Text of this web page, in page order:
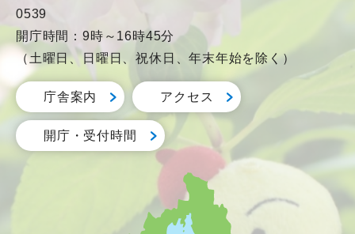
0539
開庁時間：9時～16時45分
（土曜日、日曜日、祝休日、年末年始を除く）
庁舎案内 アクセス
開庁・受付時間